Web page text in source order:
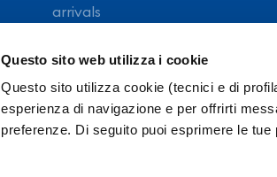
Questo sito web utilizza i cookie
Questo sito utilizza cookie (tecnici e di
esperienza di navigazione e per offrirti
preferenze. Di seguito puoi esprimere le tue
arrivals